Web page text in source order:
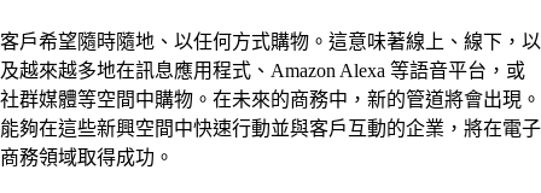
客戶希望隨時隨地、以任何方式購物。這意味著線上、線下，以
及越來越多地在訊息應用程式、Amazon Alexa 等語音平台，或
社群媒體等空間中購物。在未來的商務中，新的管道將會出現。
能夠在這些新興空間中快速行動並與客戶互動的企業，將在電子
商務領域取得成功。